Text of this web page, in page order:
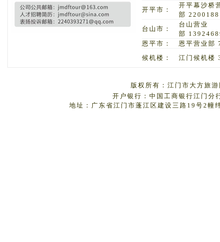
开平市：
开平幕沙桥
部 2200188
台山市：
台山营业
部
恩平市：
恩平营业部
候机楼：
江门候机楼
版权所有：江门市大方旅
开户银行：中国工商银行江门
地址：广东省江门市蓬江区建设三路19号2